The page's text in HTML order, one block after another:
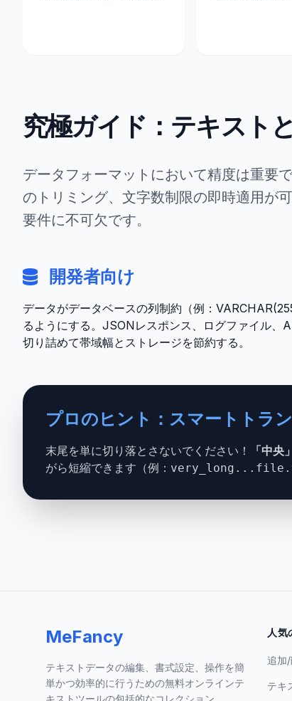
究極ガイド：テキスト
データフォーマットにおいて精度は重要で
のトリミング、文字数制限の即時適用が
要件に不可欠です。
開発者向け
データがデータベースの列制約（例：
るようにする。JSONレスポンス、ログファイル、
切り詰めて帯域幅とストレージを節約する。
プロのヒント：スマートトラ
末尾を単に切り落とさないでください！ 「中央
がら短縮できます（例：
MeFancy
テキストデータの編集、書式設定、操作を簡
単かつ効率的に行うための無料オンラインテ
キストツールの包括的なコレクション。
人気
追加
テキ